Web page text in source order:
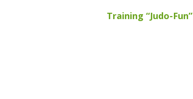
Nächster
Training “Judo-Fun”